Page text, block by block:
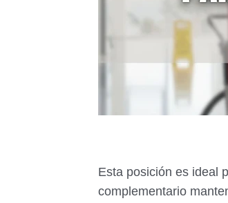
Esta posición es ideal
complementario